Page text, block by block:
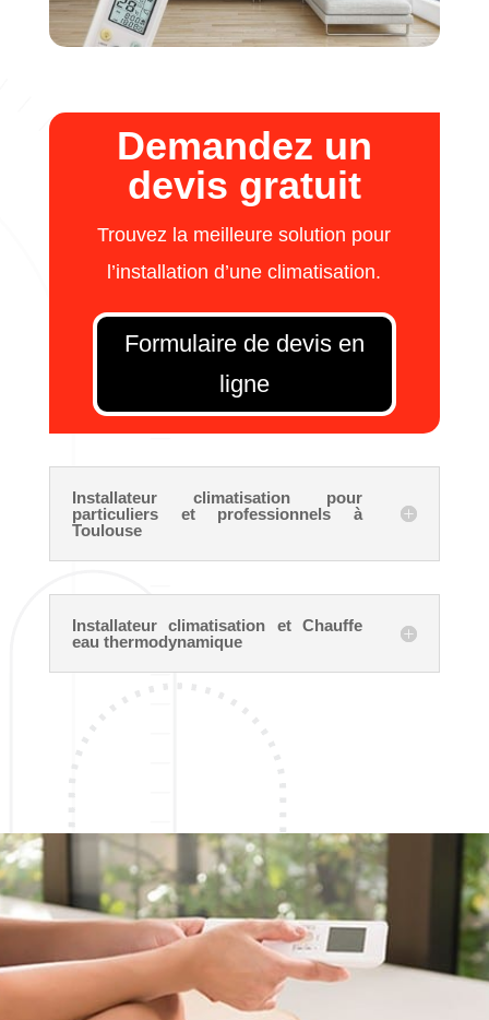
Demandez un
devis gratuit
Trouvez la meilleure solution pour
l’installation d’une climatisation.
Formulaire de devis en
ligne
Installateur climatisation pour
particuliers et professionnels à
Toulouse
Installateur climatisation et Chauffe
eau thermodynamique